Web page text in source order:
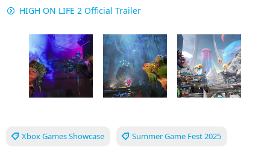
HIGH ON LIFE 2 Official Trailer
Xbox Games Showcase Summer Game Fest 2025